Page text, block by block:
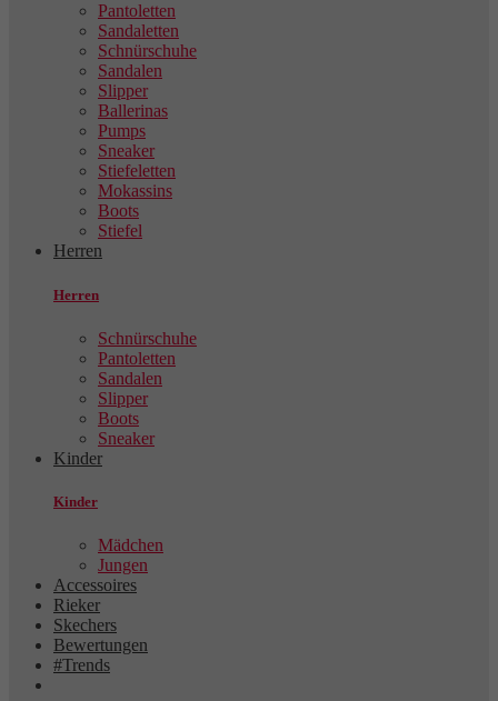
Pantoletten
Sandaletten
Schnürschuhe
Sandalen
Slipper
Ballerinas
Pumps
Sneaker
Stiefeletten
Mokassins
Boots
Stiefel
Herren
Herren
Schnürschuhe
Pantoletten
Sandalen
Slipper
Boots
Sneaker
Kinder
Kinder
Mädchen
Jungen
Accessoires
Rieker
Skechers
Bewertungen
#Trends